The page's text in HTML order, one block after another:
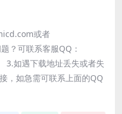
或者
？可联系客服QQ：
3.如遇下载地址丢失或者失
，如急需可联系上面的QQ